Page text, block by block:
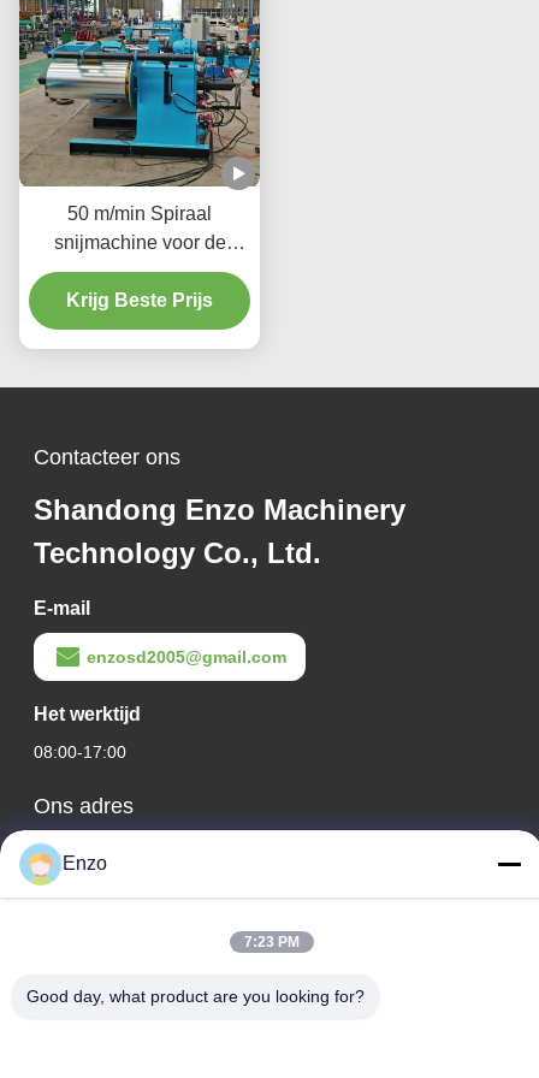
50 m/min Spiraal
snijmachine voor de
productie van precieze
metalen onderdelen
Voertuigindustrie
Krijg Beste Prijs
Contacteer ons
Shandong Enzo Machinery
Technology Co., Ltd.
E-mail
enzosd2005@gmail.com
Het werktijd
08:00-17:00
Ons adres
Bedrijfsadres
No. 599, Zhangbei Road, Huantai County, Zibo City, provincie
No. 553, Zhangbei Road, Huantai County, Zibo City, provincie
Enzo
7:23 PM
Good day, what product are you looking for?